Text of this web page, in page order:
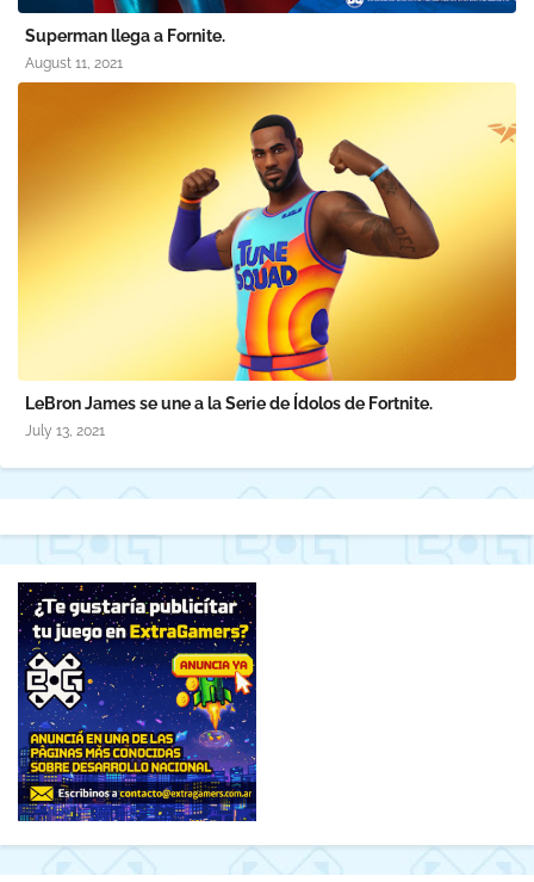
Superman llega a Fornite.
August 11, 2021
LeBron James se une a la Serie de Ídolos de Fortnite.
July 13, 2021